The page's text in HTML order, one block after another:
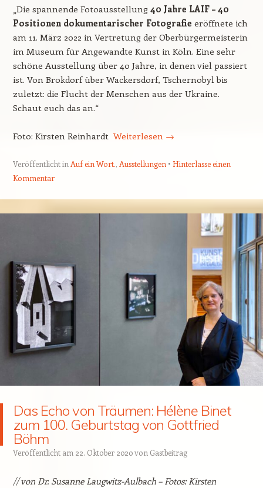
„Die spannende Fotoausstellung40 Jahre LAIF – 40
Positionen dokumentarischer Fotografie eröffnete ich
am 11. März 2022 in Vertretung der Oberbürgermeisterin
im Museum für Angewandte Kunst in Köln. Eine sehr
schöne Ausstellung über 40 Jahre, in denen viel passiert
ist. Von Brokdorf über Wackersdorf, Tschernobyl bis
zuletzt: die Flucht der Menschen aus der Ukraine.
Schaut euch das an.“
Foto: Kirsten Reinhardt Weiterlesen →
Veröffentlicht in Auf ein Wort., Ausstellungen
Hinterlasse einen
Kommentar
Das Echo von Träumen: Hélène Binet
zum 100. Geburtstag von Gottfried
Böhm
Veröffentlicht am 22. Oktober 2020von Gastbeitrag
// von Dr. Susanne Laugwitz-Aulbach – Fotos: Kirsten